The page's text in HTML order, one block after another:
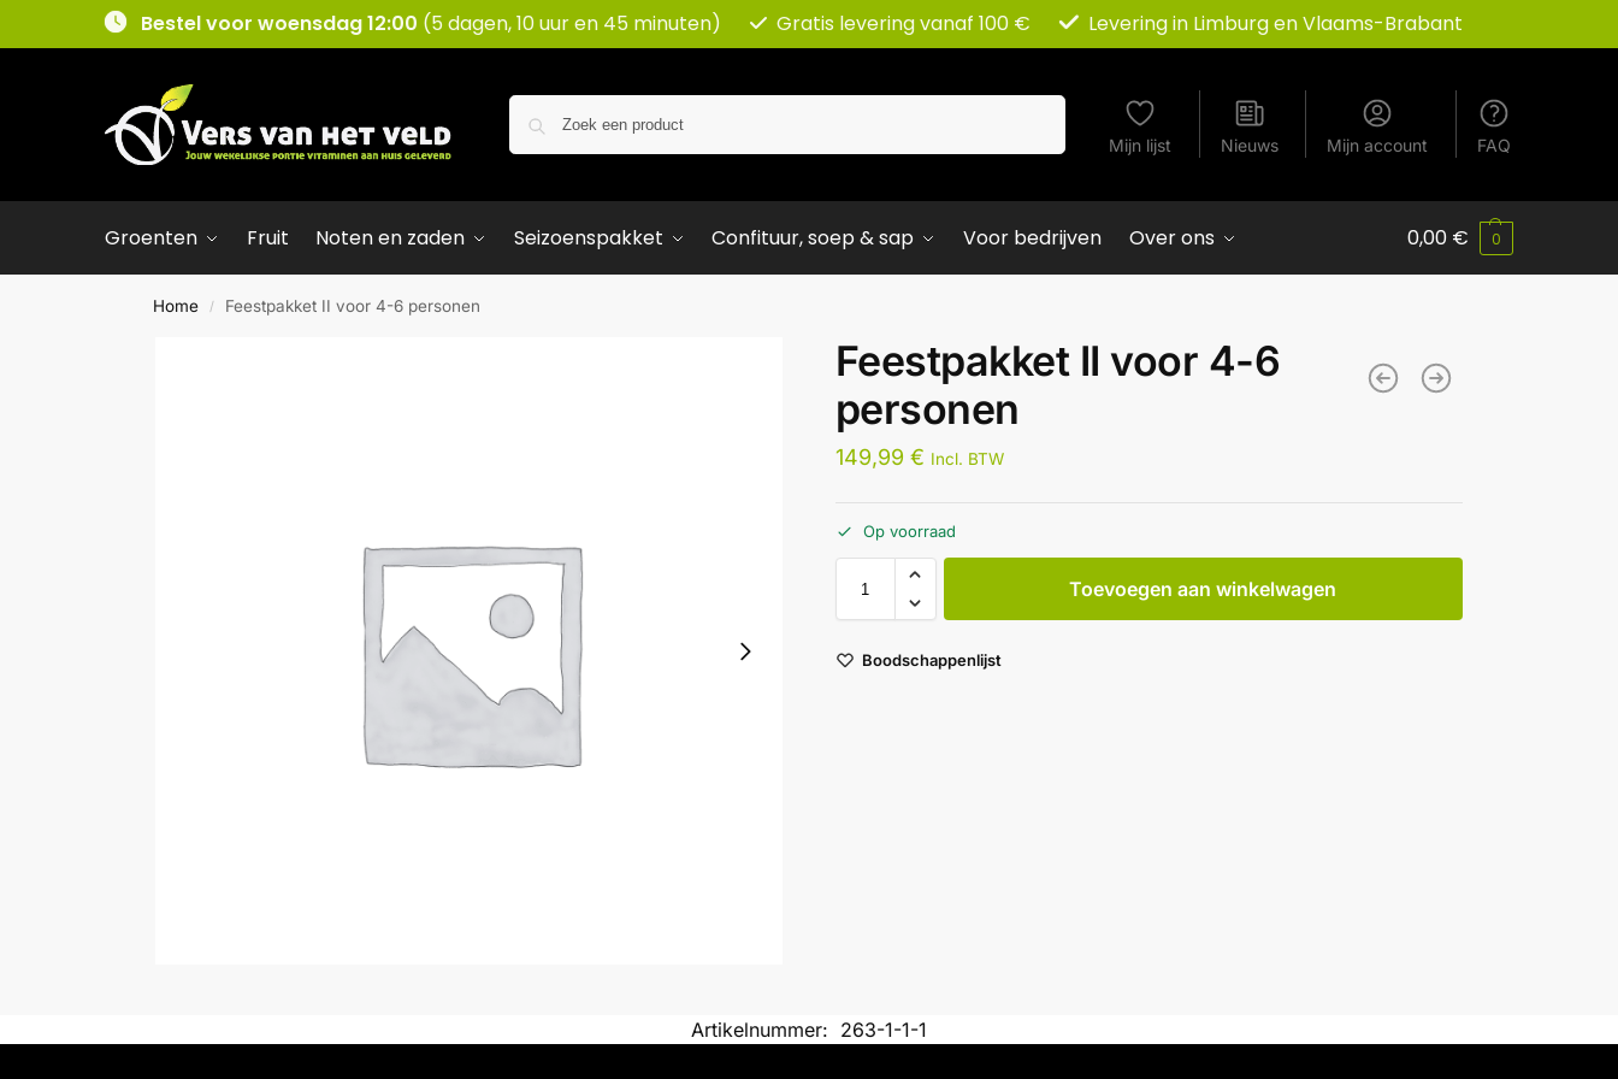
Bestel voor woensdag 12:00 (5 dagen, 10 uur en 45 minuten) Gratis levering vanaf 100 € Levering in Limburg en Vlaams-Brabant
Mijn lijst Nieuws Mijn account FAQ
Groenten Fruit Noten en zaden Seizoenspakket Confituur, soep & sap Voor bedrijven Over ons 0,00 € 0
Home / Feestpakket II voor 4-6 personen
Feestpakket II voor 4-6
personen
149,99 € Incl. BTW
Op voorraad
Toevoegen aan winkelwagen
Boodschappenlijst
Artikelnummer: 263-1-1-1